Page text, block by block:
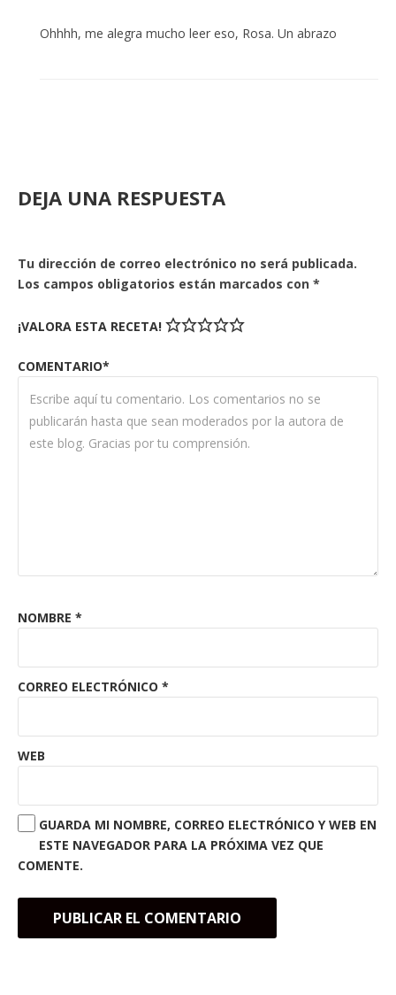
Ohhhh, me alegra mucho leer eso, Rosa. Un abrazo
DEJA UNA RESPUESTA
Tu dirección de correo electrónico no será publicada.
Los campos obligatorios están marcados con *
¡VALORA ESTA RECETA!
COMENTARIO*
NOMBRE *
CORREO ELECTRÓNICO *
WEB
GUARDA MI NOMBRE, CORREO ELECTRÓNICO Y WEB EN
ESTE NAVEGADOR PARA LA PRÓXIMA VEZ QUE
COMENTE.